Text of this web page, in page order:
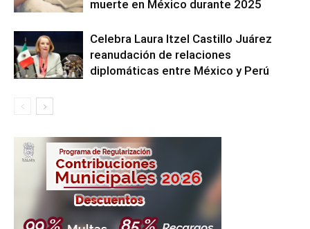
muerte en México durante 2025
Celebra Laura Itzel Castillo Juárez
reanudación de relaciones
diplomáticas entre México y Perú